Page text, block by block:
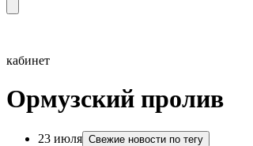
кабинет
Ормузский пролив
23 июля Свежие новости по тегу